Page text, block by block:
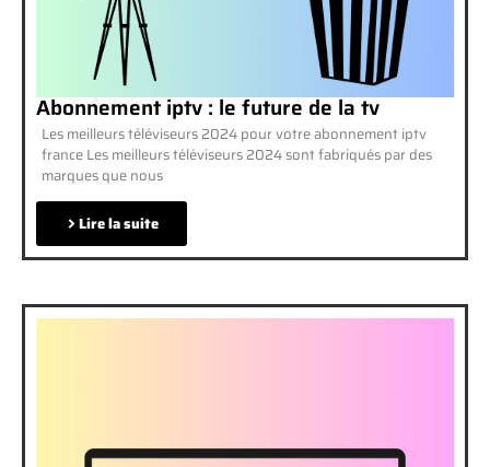
Abonnement iptv : le future de la tv
Les meilleurs téléviseurs 2024 pour votre abonnement iptv
france Les meilleurs téléviseurs 2024 sont fabriqués par des
marques que nous
Lire la suite